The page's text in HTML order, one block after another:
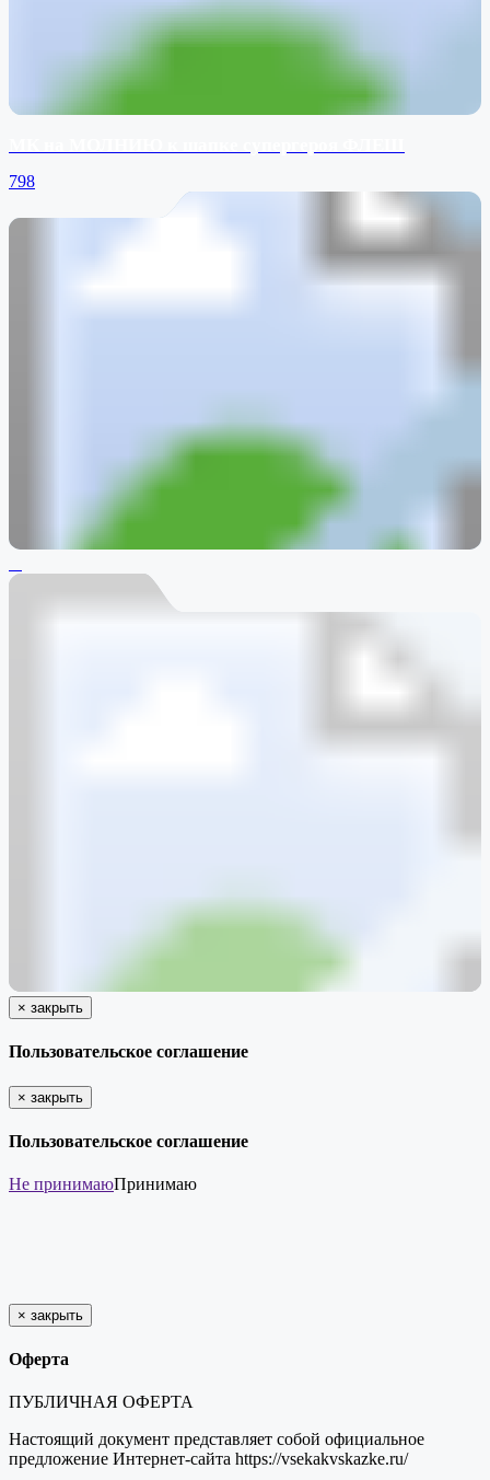
798
× закрыть
Пользовательское соглашение
× закрыть
Пользовательское соглашение
Не принимаюПринимаю
× закрыть
Оферта
ПУБЛИЧНАЯ ОФЕРТА
Настоящий документ представляет собой официальное
предложение Интернет-сайта https://vsekakvskazke.ru/